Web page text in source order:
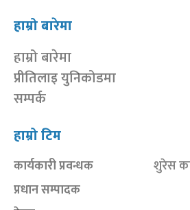
हाम्रो बारेमा
हाम्रो बारेमा
प्रीतिलाइ युनिकोडमा
सम्पर्क
हाम्रो टिम
कार्यकारी प्रवन्धक
शुरेस
प्रधान सम्पादक